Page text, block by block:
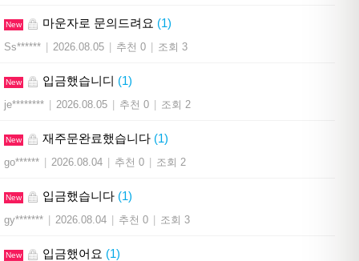
New 마운자로 문의드려요 (1)
Ss****** 2026.08.05 추천 0 조회 3
New 입금했습니디 (1)
je******** 2026.08.05 추천 0 조회 2
New 재주문완료했습니다 (1)
go****** 2026.08.04 추천 0 조회 2
New 입금했습니다 (1)
gy******* 2026.08.04 추천 0 조회 3
New 입금했어요 (1)